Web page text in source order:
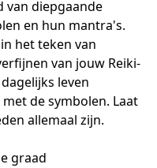
van diepgaande
en hun mantra's.
het teken van
van jouw Reiki-
leven
de symbolen. Laat
allemaal zijn.
graad